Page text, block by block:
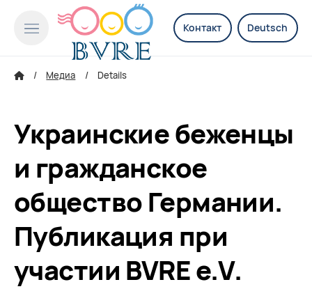
Контакт Deutsch
Медиа Details
Украинские беженцы
и гражданское
общество Германии.
Публикация при
участии BVRE e.V.